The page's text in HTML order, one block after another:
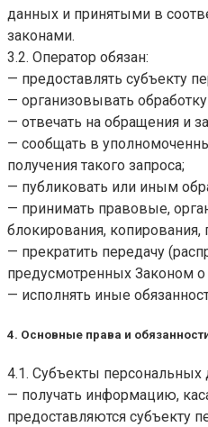
данных и принятыми в
законами.
3.2. Оператор обязан:
— предоставлять субъекту
— организовывать
— отвечать на обращения и
— сообщать в
получения такого запроса;
— публиковать или иным
— принимать правовые,
блокирования,
— прекратить передачу
предусмотренных Законом
— исполнять иные
4. Основные права и
4.1. Субъекты
— получать информацию,
предоставляются субъекту